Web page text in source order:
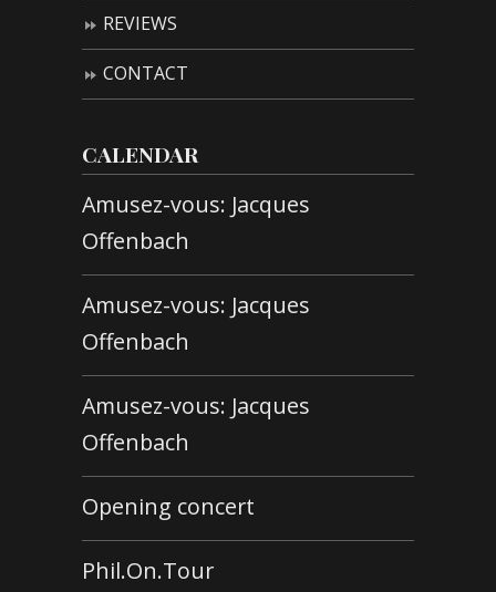
REVIEWS
CONTACT
CALENDAR
Amusez-vous: Jacques
Offenbach
Amusez-vous: Jacques
Offenbach
Amusez-vous: Jacques
Offenbach
Opening concert
Phil.On.Tour